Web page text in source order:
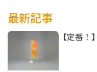
最新記事
【定番